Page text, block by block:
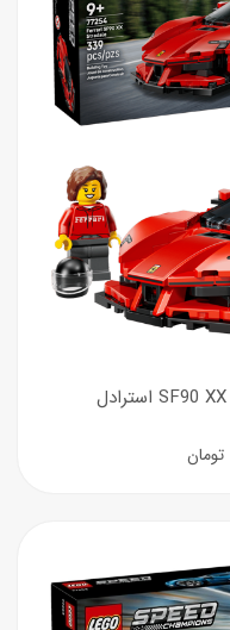
تومان